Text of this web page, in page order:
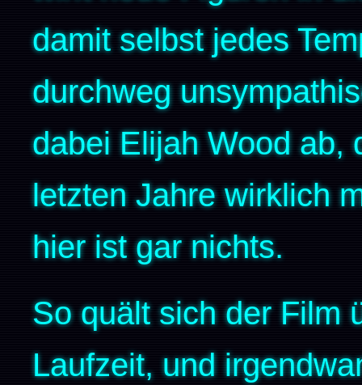
damit selbst jedes
durchweg
dabei Elijah Wood ab,
letzten Jahre wirklich
hier ist gar nichts.
So quält sich der Film
Laufzeit, und